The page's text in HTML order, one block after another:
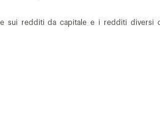
sui redditi da capitale e i redditi diversi